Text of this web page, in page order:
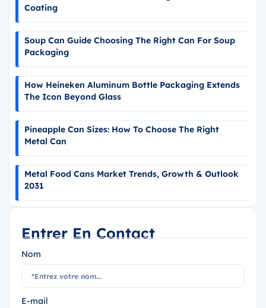
Coating
Soup Can Guide Choosing The Right Can For Soup
Packaging
How Heineken Aluminum Bottle Packaging Extends
The Icon Beyond Glass
Pineapple Can Sizes: How To Choose The Right
Metal Can
Metal Food Cans Market Trends, Growth & Outlook
2031
Entrer En Contact
Nom
E-mail